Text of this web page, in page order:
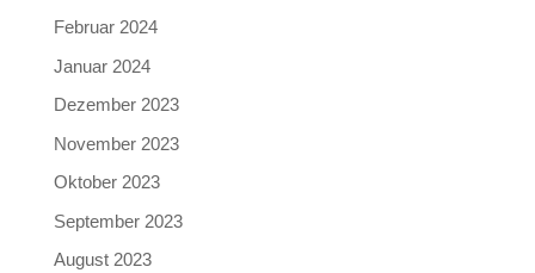
Februar 2024
Januar 2024
Dezember 2023
November 2023
Oktober 2023
September 2023
August 2023